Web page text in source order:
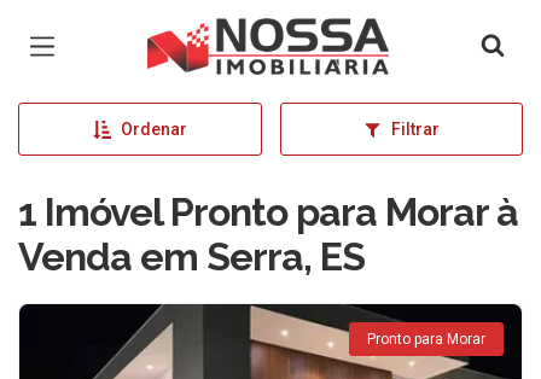
Página inicial
Ordenar Filtrar
1 Imóvel Pronto para Morar à
Venda em Serra, ES
Pronto para Morar